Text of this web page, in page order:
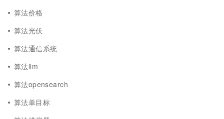
算法价格
算法光伏
算法通信系统
算法llm
算法opensearch
算法单目标